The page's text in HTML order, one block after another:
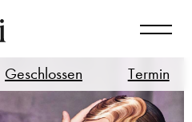
Geschlossen Termin